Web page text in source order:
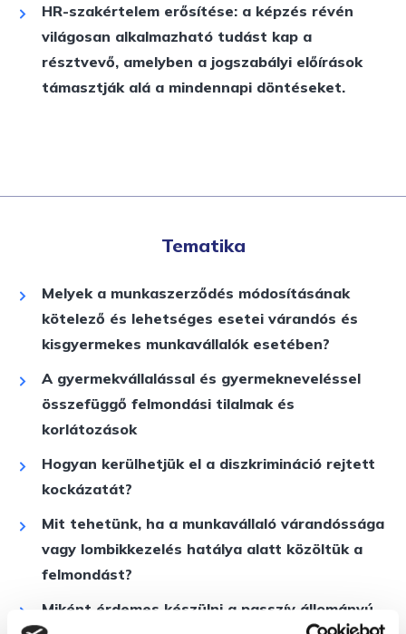
HR-szakértelem erősítése: a képzés révén
világosan alkalmazható tudást kap a
résztvevő, amelyben a jogszabályi előírások
támasztják alá a mindennapi döntéseket.
Tematika
Melyek a munkaszerződés módosításának
kötelező és lehetséges esetei várandós és
kisgyermekes munkavállalók esetében?
A gyermekvállalással és gyermekneveléssel
összefüggő felmondási tilalmak és
korlátozások
Hogyan kerülhetjük el a diszkrimináció rejtett
kockázatát?
Mit tehetünk, ha a munkavállaló várandóssága
vagy lombikkezelés hatálya alatt közöltük a
felmondást?
Miként érdemes készülni a passzív állományú